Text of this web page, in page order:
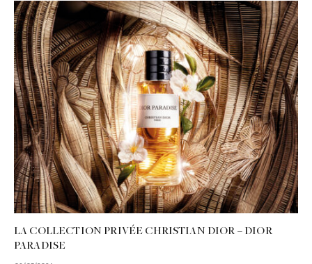
LA COLLECTION PRIVÉE CHRISTIAN DIOR – DIOR
PARADISE